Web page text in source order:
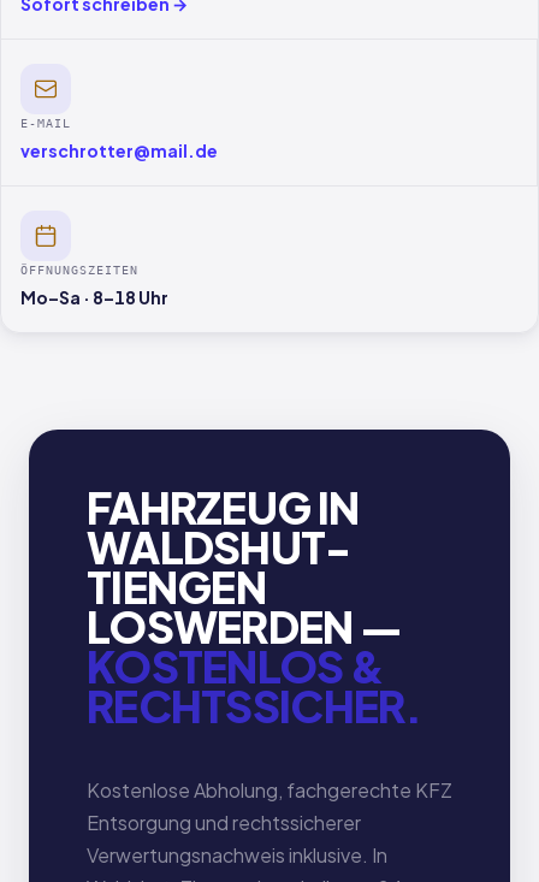
E-MAIL
verschrotter@mail.de
ÖFFNUNGSZEITEN
Mo–Sa · 8–18 Uhr
FAHRZEUG IN
WALDSHUT-
TIENGEN
LOSWERDEN —
KOSTENLOS &
RECHTSSICHER.
Kostenlose Abholung, fachgerechte KFZ
Entsorgung und rechtssicherer
Verwertungsnachweis inklusive. In